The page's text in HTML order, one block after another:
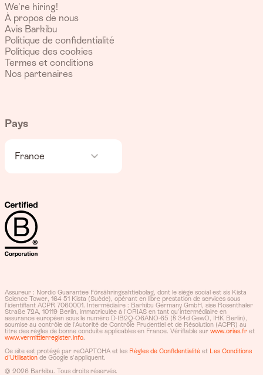
We're hiring!
À propos de nous
Avis Barkibu
Politique de confidentialité
Politique des cookies
Termes et conditions
Nos partenaires
Pays
France
Assureur : Nordic Guarantee Försäkringsaktiebolag, dont le siège social est sis Kista
Science Tower, 164 51 Kista (Suède), opérant en libre prestation de services sous
l'identifiant ACPR 7060001. Intermédiaire : Barkibu Germany GmbH, sise Rosenthaler
Straße 72A, 10119 Berlin, immatriculée à l'ORIAS en tant qu'intermédiaire en
assurance européen sous le numéro D-IB2Q-O6ANO-65 (§ 34d GewO, IHK Berlin),
soumise au contrôle de l'Autorité de Contrôle Prudentiel et de Résolution (ACPR) au
titre des règles de bonne conduite applicables en France. Vérifiable sur www.orias.fr et
www.vermittlerregister.info.
Ce site est protégé par reCAPTCHA et les Règles de Confidentialité et Les Conditions
d'Utilisationde Google s'appliquent.
© 2026 Barkibu. Tous droits réservés.